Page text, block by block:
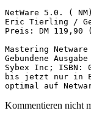
NetWare 5.0. (
Eric Tierling /
Preis: DM 119,90
Mastering
Gebundene
Sybex Inc; ISBN:
bis jetzt nur in
optimal auf
Kommentieren nicht